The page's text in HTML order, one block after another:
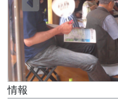
情報